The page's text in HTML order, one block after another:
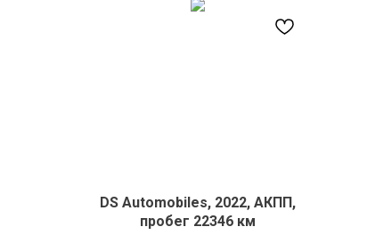
DS Automobiles, 2022, АКПП,
пробег 22346 км